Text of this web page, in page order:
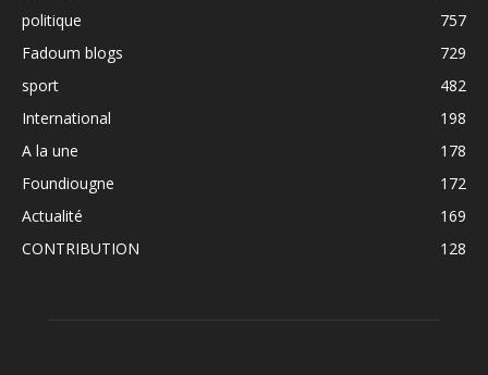
politique
757
Fadoum blogs
729
sport
482
International
198
A la une
178
Foundiougne
172
Actualité
169
CONTRIBUTION
128